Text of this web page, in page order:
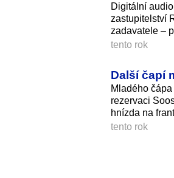
Digitální
zastupitelství
zadavatele –
tento rok
Další čapí
Mladého
rezervaci
hnízda na
tento rok